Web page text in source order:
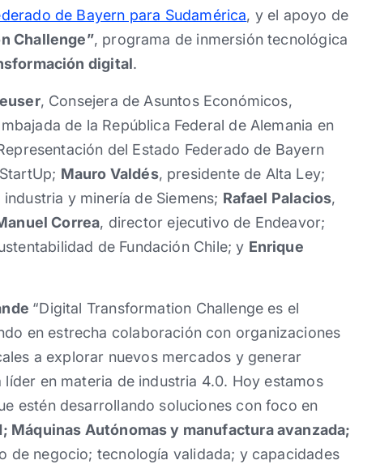
de Bayern para Sudamérica, y el apoyo de
Challenge”, programa de inmersión tecnológica
digital.
, Consejera de Asuntos Económicos,
de la República Federal de Alemania en
del Estado Federado de Bayern
Mauro Valdés, presidente de Alta Ley;
y minería de Siemens; Rafael Palacios,
Correa, director ejecutivo de Endeavor;
de Fundación Chile; y Enrique
“Digital Transformation Challenge es el
en estrecha colaboración con organizaciones
a explorar nuevos mercados y generar
en materia de industria 4.0. Hoy estamos
estén desarrollando soluciones con foco en
Autónomas y manufactura avanzada;
de negocio; tecnología validada; y capacidades